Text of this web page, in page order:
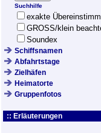
Suchhilfe
exakte
GROSS/klein
Soundex
Schiffsnamen
Abfahrtstage
Zielhäfen
Heimatorte
Gruppenfotos
:: Erläuterungen